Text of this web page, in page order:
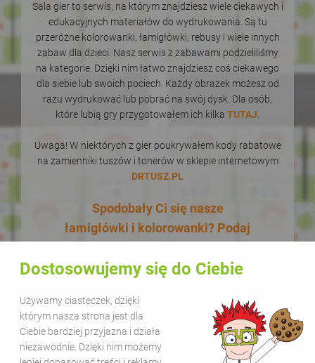
Dostosowujemy się do Ciebie
Używamy ciasteczek, dzięki
którym nasza strona jest dla
Ciebie bardziej przyjazna i działa
niezawodnie. Dzięki nim możemy
Sala gier to serwis, na którym znajdziesz wiele ciekawych i
edukacyjnych materiałów do wydrukowania. Są tu
przeróżne kolorowanki, łamigłówki, rebusy i wiele innych
zabaw dla dzieci. Nasz serwis z zabawami podzieliliśmy
na kategorie. Dzięki nim łatwo znajdziesz coś ciekawego
dla siebie lub swoich pociech. Każdy obrazek możesz od
razu wydrukować lub pobrać na swój dysk. Dla osób,
które lubią gry przygotowałem ich kilka TUTAJ
Uwaga! W niektórych z gier poukrywałem kody rabatowe
na zamienniki tuszów i tonerów w sklepie internetowym
DRTUSZ.PL
Spodobały Ci się nasze
łamigłówki i kolorowanki? Podaj
darmo! Udostępnianie naszych
edukacyjnych jest bezpłatne.
Wystarczy, że zamieścisz na
swojej stronie lub kanale